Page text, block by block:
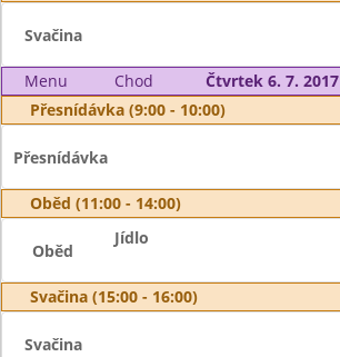
Svačina
Menu Chod
Čtvrtek 6. 7. 2017
Přesnídávka (9:00 - 10:00)
Přesnídávka
Oběd (11:00 - 14:00)
Oběd
Jídlo
Svačina (15:00 - 16:00)
Svačina